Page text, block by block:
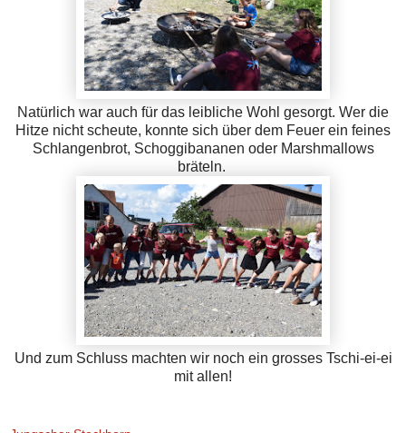
Natürlich war auch für das leibliche Wohl gesorgt. Wer die
Hitze nicht scheute, konnte sich über dem Feuer ein feines
Schlangenbrot, Schoggibananen oder Marshmallows
bräteln.
Und zum Schluss machten wir noch ein grosses Tschi-ei-ei
mit allen!